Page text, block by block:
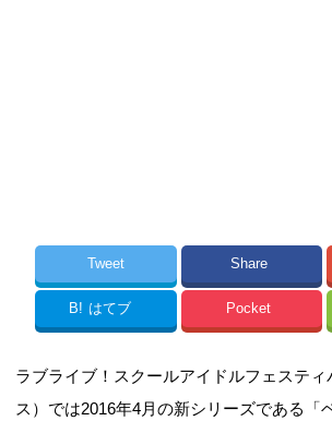
Tweet Share
B! はてブ Pocket
ラブライブ！スクールアイドルフェスティ
ス）では2016年4月の新シリーズである「